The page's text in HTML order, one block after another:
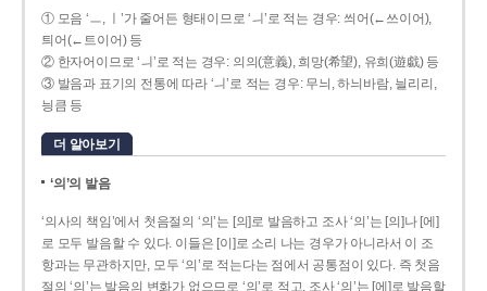
① 모음 ‘ㅡ, ㅣ’가 줄어든 형태이므로 ‘ㅢ’로 적는 경우: 씌어(←쓰이어),
틔어(←트이어) 등
② 한자어이므로 ‘ㅢ’로 적는 경우: 의의(意義), 희망(希望), 유희(遊戱) 등
③ 발음과 표기의 전통에 따라 ‘ㅢ’로 적는 경우: 무늬, 하늬바람, 늴리리,
닁큼 등
더 알아보기
‘의’의 발음
‘의사의 책임’에서 첫음절의 ‘의’는 [의]로 발음하고 조사 ‘의’는 [의]나 [에]
로 모두 발음할 수 있다. 이들은 [이]로 소리 나는 경우가 아니라서 이 조
항과는 무관하지만, 모두 ‘의’로 적는다는 점에서 공통점이 있다. 즉 첫음
절의 ‘의’는 발음의 변화가 없으므로 ‘의’로 적고, 조사 ‘의’는 [에]로 발음할